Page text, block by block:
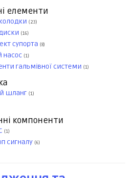
елементи
(23)
(16)
супорта (8)
насос (1)
гальмівної системи (1)
шланг (1)
компоненти
(1)
сигналу (6)